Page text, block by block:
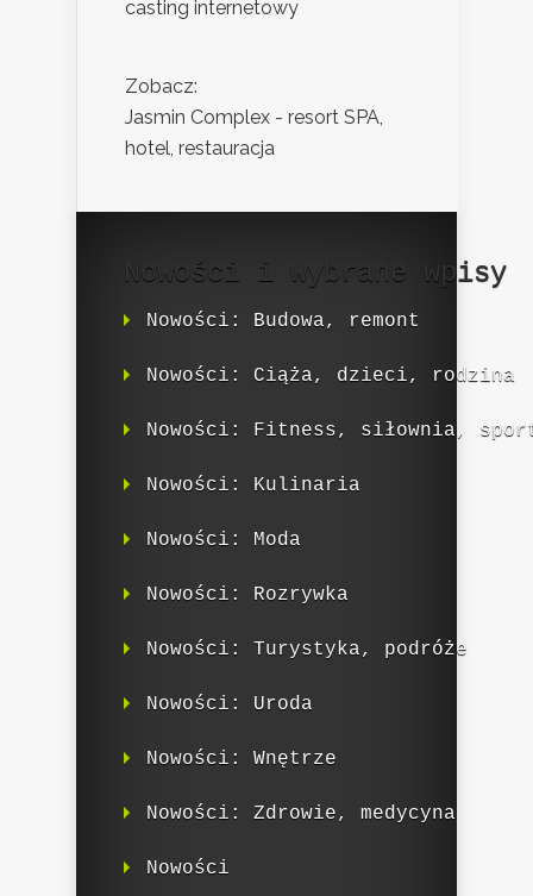
casting internetowy
Zobacz:
Jasmin Complex - resort SPA,
hotel, restauracja
Nowości i wybrane wpisy
Nowości: Budowa, remont
Nowości: Ciąża, dzieci, rodzina
Nowości: Fitness, siłownia,
Nowości: Kulinaria
Nowości: Moda
Nowości: Rozrywka
Nowości: Turystyka, podróże
Nowości: Uroda
Nowości: Wnętrze
Nowości: Zdrowie, medycyna
Nowości